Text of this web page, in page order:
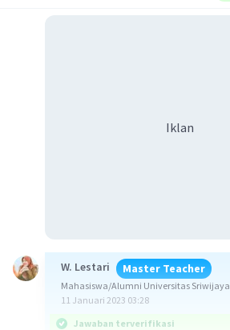
Iklan
W. Lestari Master Teacher
Mahasiswa/Alumni Universitas Sriwijaya
11 Januari 2023 03:28
Jawaban terverifikasi